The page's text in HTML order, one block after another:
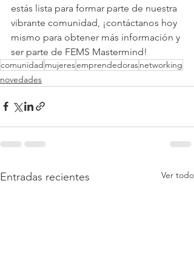
estás lista para formar parte de nuestra
vibrante comunidad, ¡contáctanos hoy
mismo para obtener más información y
ser parte de FEMS Mastermind!
comunidad mujeresemprendedorasnetworking
novedades
Entradas recientes Ver todo